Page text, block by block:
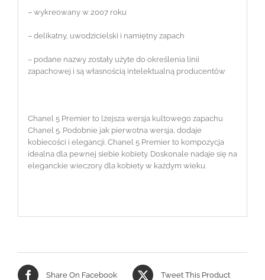
– wykreowany w 2007 roku
– delikatny, uwodzicielski i namiętny zapach
– podane nazwy zostały użyte do określenia linii
zapachowej i są własnością intelektualną producentów
Chanel 5 Premier to lżejsza wersja kultowego zapachu
Chanel 5. Podobnie jak pierwotna wersja, dodaje
kobiecości i elegancji. Chanel 5 Premier to kompozycja
idealna dla pewnej siebie kobiety. Doskonale nadaje się na
eleganckie wieczory dla kobiety w każdym wieku.
Share On Facebook Tweet This Product